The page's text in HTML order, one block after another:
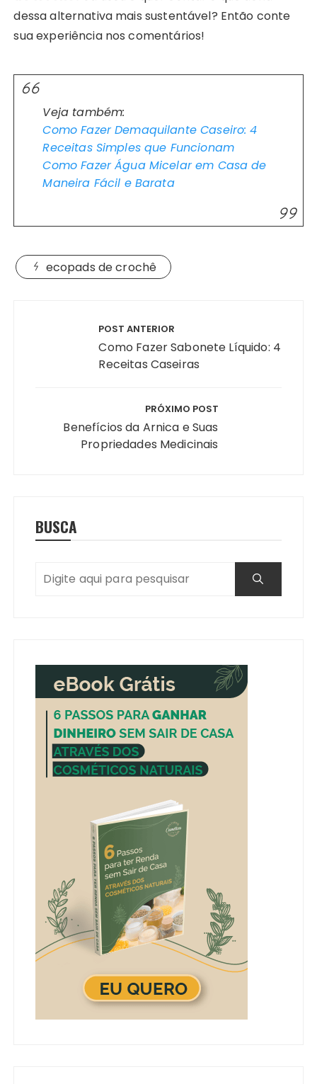
dessa alternativa mais sustentável? Então conte
sua experiência nos comentários!
Veja também:
Como Fazer Demaquilante Caseiro: 4
Receitas Simples que Funcionam
Como Fazer Água Micelar em Casa de
Maneira Fácil e Barata
ecopads de crochê
POST ANTERIOR
Como Fazer Sabonete Líquido: 4
Receitas Caseiras
PRÓXIMO POST
Benefícios da Arnica e Suas
Propriedades Medicinais
BUSCA